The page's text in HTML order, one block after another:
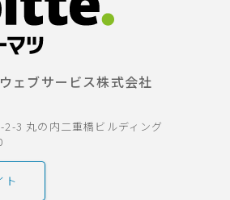
ェブサービス株式会社
3 丸の内二重橋ビルディング
ト